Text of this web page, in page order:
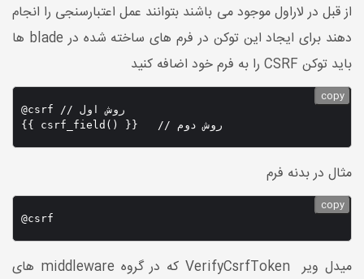
از قبل در لاراول موجود می باشند بتوانند عمل اعتبارسنجی را انجام
دهند برای ایجاد این توکن در فرم های ساخته شده در blade ها
باید توکن CSRF را به فرم خود اضافه کنید
@csrf // روش اول
{{ csrf_field() }}   // روش دوم
copy
مثال در بدنه فرم
@csrf
copy
میدل ویر VerifyCsrfToken که در گروه middleware های